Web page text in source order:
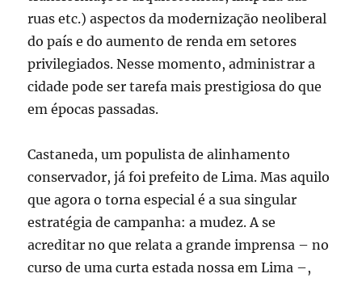
ruas etc.) aspectos da modernização neoliberal
do país e do aumento de renda em setores
privilegiados. Nesse momento, administrar a
cidade pode ser tarefa mais prestigiosa do que
em épocas passadas.
Castaneda, um populista de alinhamento
conservador, já foi prefeito de Lima. Mas aquilo
que agora o torna especial é a sua singular
estratégia de campanha: a mudez. A se
acreditar no que relata a grande imprensa – no
curso de uma curta estada nossa em Lima –,